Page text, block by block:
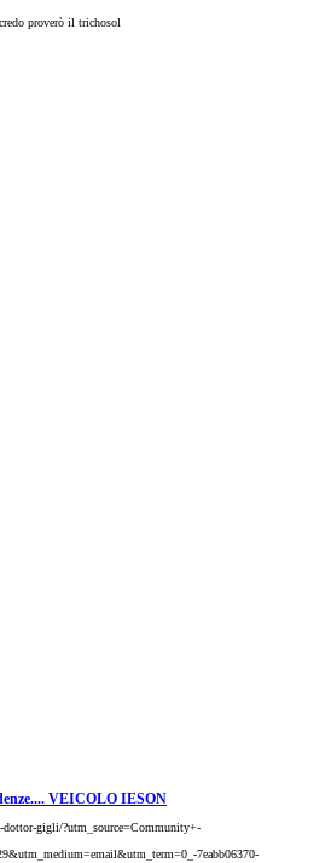
proverò il trichosol
VEICOLO IESON
gigli/?utm_source=Community+-
7eabb06370-